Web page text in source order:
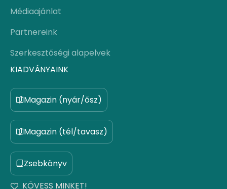
Médiaajánlat
Partnereink
Szerkesztőségi alapelvek
KIADVÁNYAINK
Magazin (nyár/ősz)
Magazin (tél/tavasz)
Zsebkönyv
KÖVESS MINKET!